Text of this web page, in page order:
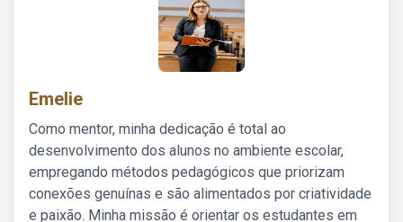
Emelie
Como mentor, minha dedicação é total ao
desenvolvimento dos alunos no ambiente escolar,
empregando métodos pedagógicos que priorizam
conexões genuínas e são alimentados por criatividade
e paixão. Minha missão é orientar os estudantes em